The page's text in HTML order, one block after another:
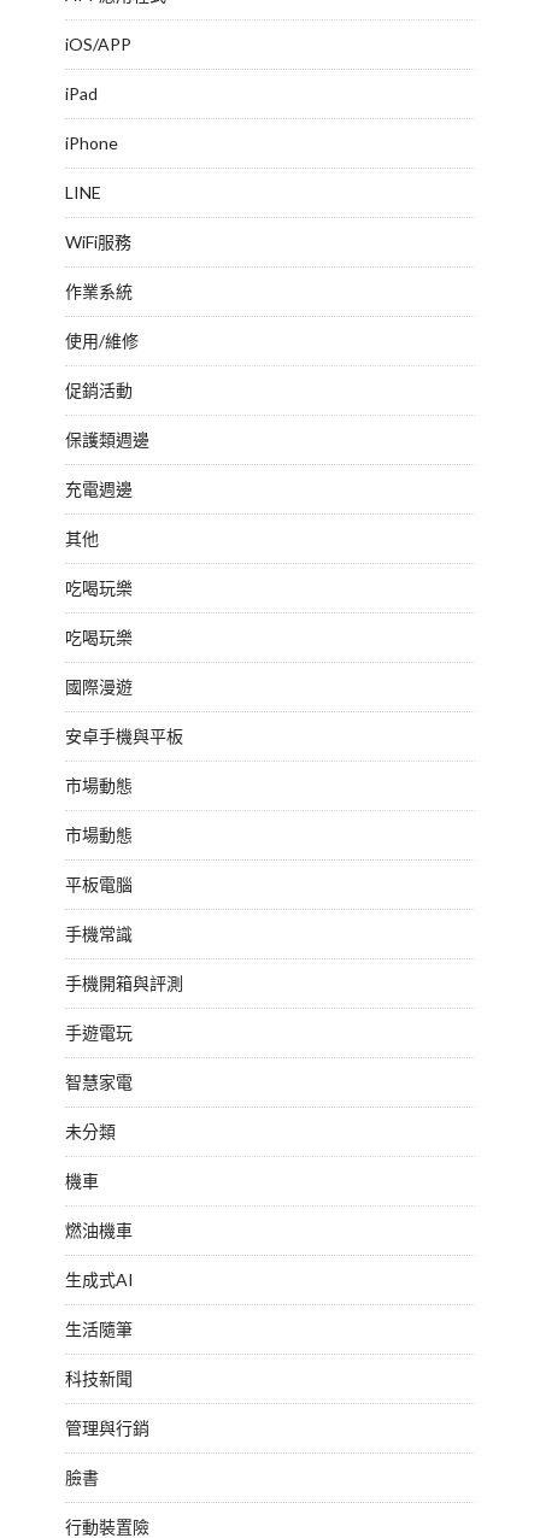
iOS/APP
iPad
iPhone
LINE
WiFi服務
作業系統
使用/維修
促銷活動
保護類週邊
充電週邊
其他
吃喝玩樂
吃喝玩樂
國際漫遊
安卓手機與平板
市場動態
市場動態
平板電腦
手機常識
手機開箱與評測
手遊電玩
智慧家電
未分類
機車
燃油機車
生成式AI
生活隨筆
科技新聞
管理與行銷
臉書
行動裝置險